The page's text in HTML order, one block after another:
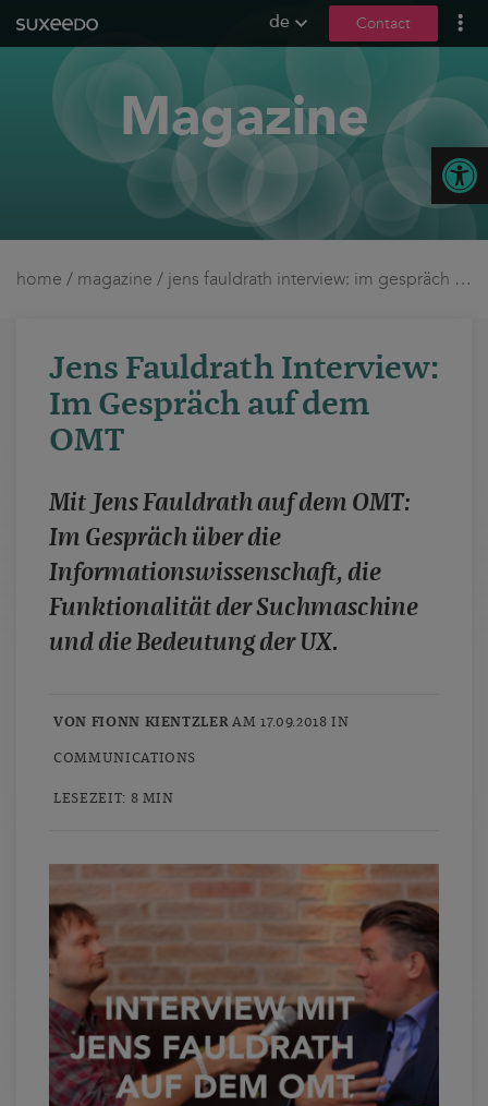
de Contact
what we do
leadgenerierung
content marketing
social media
b2b marketing
ux und conversions
about us
case studies
whitepaper
branchen
magazine
Magazine
home / magazine / jens fauldrath interview: im gespräch auf dem omt
Jens Fauldrath Interview:
Im Gespräch auf dem
OMT
Mit Jens Fauldrath auf dem OMT:
Im Gespräch über die
Informationswissenschaft, die
Funktionalität der Suchmaschine
und die Bedeutung der UX.
VON FIONN KIENTZLER AM 17.09.2018 IN
COMMUNICATIONS
LESEZEIT: 8 MIN